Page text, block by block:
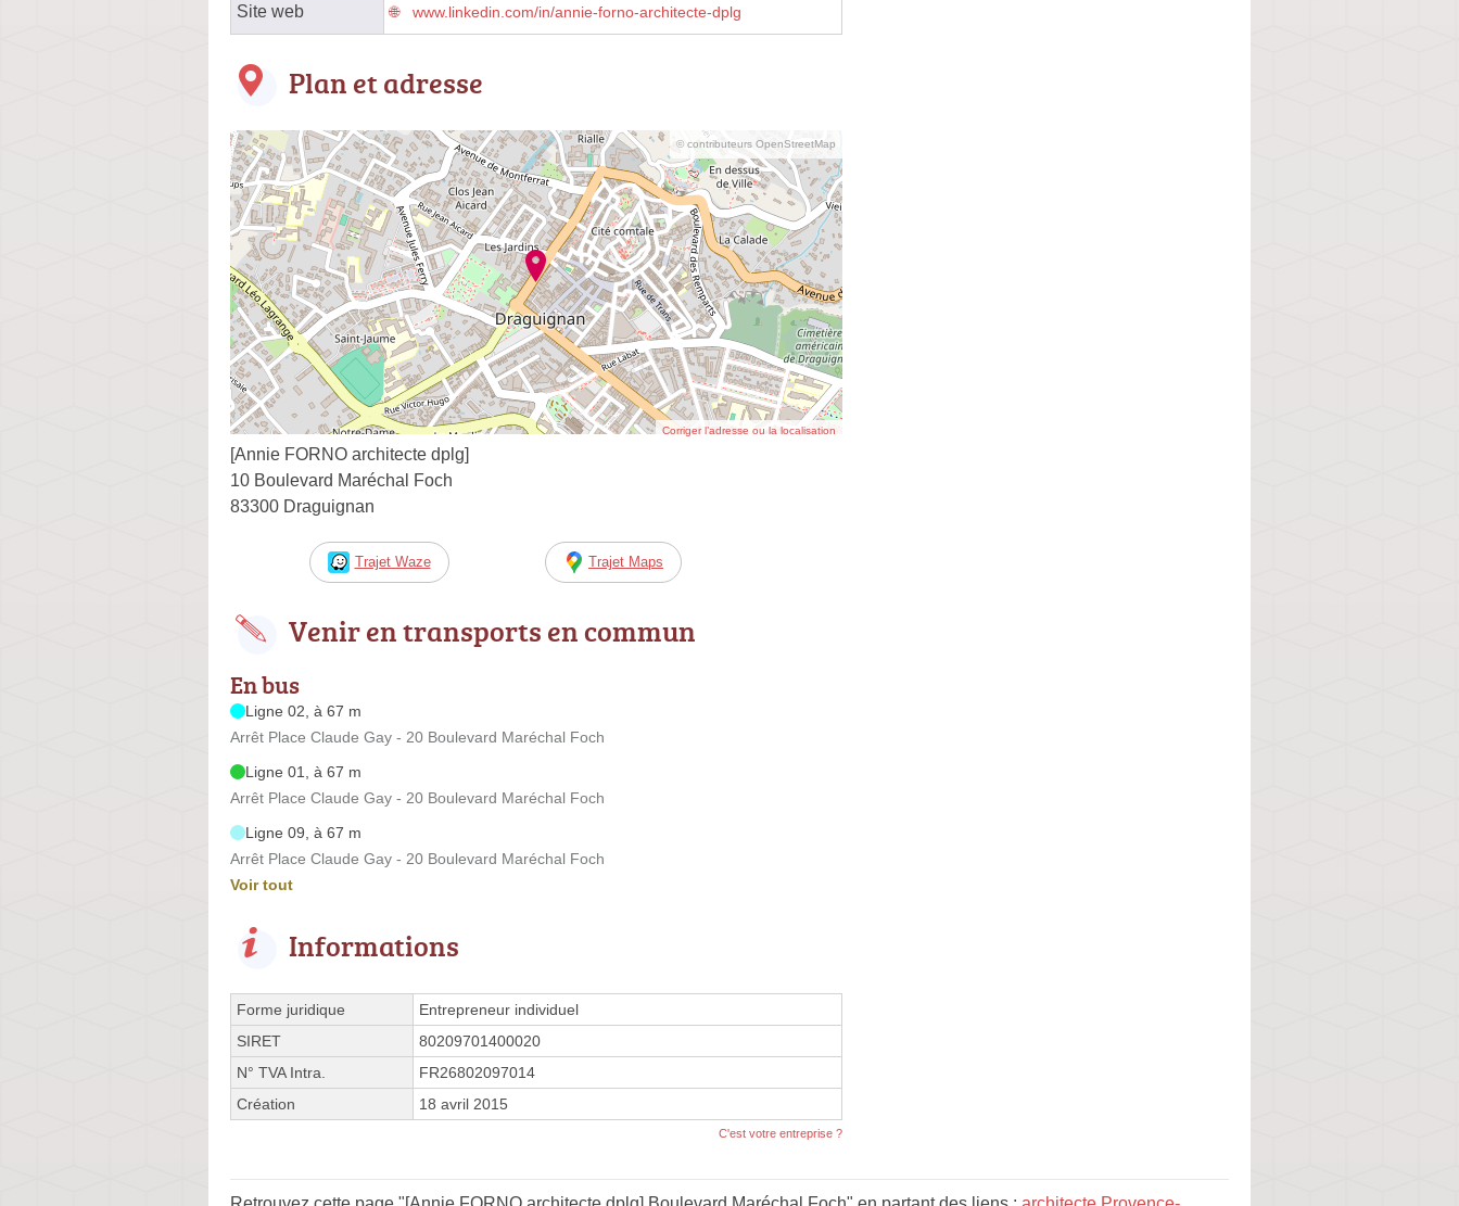
Site web www.linkedin.com/in/annie-forno-architecte-dplg
Plan et adresse
© contributeurs OpenStreetMap
Corriger l’adresse ou la localisation
[Annie FORNO architecte dplg]
10 Boulevard Maréchal Foch
83300 Draguignan
Trajet Waze Trajet Maps
Venir en transports en commun
En bus
Ligne 02, à 67 m
Arrêt Place Claude Gay - 20 Boulevard Maréchal Foch
Ligne 01, à 67 m
Arrêt Place Claude Gay - 20 Boulevard Maréchal Foch
Ligne 09, à 67 m
Arrêt Place Claude Gay - 20 Boulevard Maréchal Foch
Voir tout
Informations
Forme juridique
Entrepreneur individuel
SIRET
80209701400020
N° TVA Intra.
FR26802097014
Création
18 avril 2015
C'est votre entreprise ?